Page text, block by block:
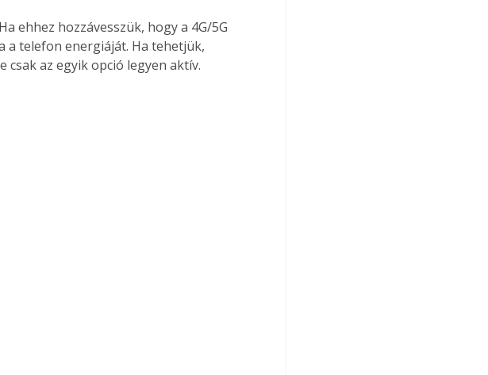
ehhez hozzávesszük, hogy a 4G/5G
a telefon energiáját. Ha tehetjük,
az egyik opció legyen aktív.